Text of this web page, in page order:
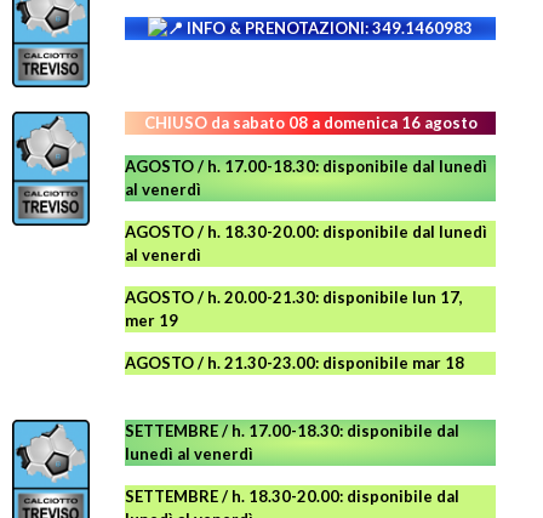
INFO & PRENOTAZIONI: 349.1460983
CHIUSO da sabato 08 a domenica 16 agosto
AGOSTO / h. 17.00-18.30: disponibile dal lunedì
al venerdì
AGOSTO/ h. 18.30-20.00: disponibile dal lunedì
al venerdì
AGOSTO / h. 20.00-21.30: disponibile lun 17,
mer 19
AGOSTO/ h. 21.30-23.00: disponibile mar 18
SETTEMBRE / h. 17.00-18.30: disponibile dal
lunedì al venerdì
SETTEMBRE / h. 18.30-20.00: disponibile dal